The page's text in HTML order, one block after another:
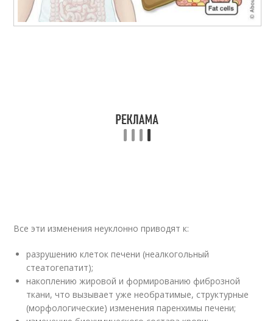
Все эти изменения неуклонно приводят к:
разрушению клеток печени (неалкогольный
стеатогепатит);
накоплению жировой и формированию фиброзной
ткани, что вызывает уже необратимые, структурные
(морфологические) изменения паренхимы печени;